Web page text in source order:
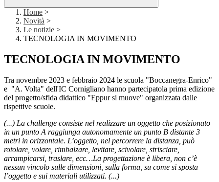
Home >
Novità >
Le notizie >
TECNOLOGIA IN MOVIMENTO
TECNOLOGIA IN MOVIMENTO
Tra novembre 2023 e febbraio 2024 le scuola "Boccanegra-Enrico"
e "A. Volta" dell'IC Cornigliano hanno partecipatola prima edizione
del progetto/sfida didattico "Eppur si muove" organizzata dalle
rispettive scuole.
(...) La challenge consiste nel realizzare un oggetto che posizionato
in un punto A raggiunga autonomamente un punto B distante 3
metri in orizzontale. L’oggetto, nel percorrere la distanza, può
rotolare, volare, rimbalzare, levitare, scivolare, strisciare,
arrampicarsi, traslare, ecc…La progettazione è libera, non c’è
nessun vincolo sulle dimensioni, sulla forma, su come si sposta
l’oggetto e sui materiali utilizzati. (...)